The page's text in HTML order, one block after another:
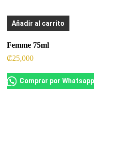
Añadir al carrito
Femme 75ml
₡25,000
Comprar por Whatsapp